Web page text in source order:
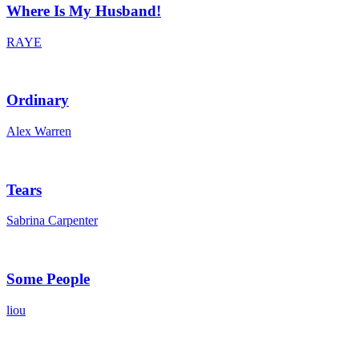
Where Is My Husband!
RAYE
Ordinary
Alex Warren
Tears
Sabrina Carpenter
Some People
liou